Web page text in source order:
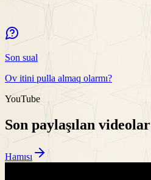
Son sual
Ov itini pulla almaq olarmı?
YouTube
Son paylaşılan videolar
Hamısı